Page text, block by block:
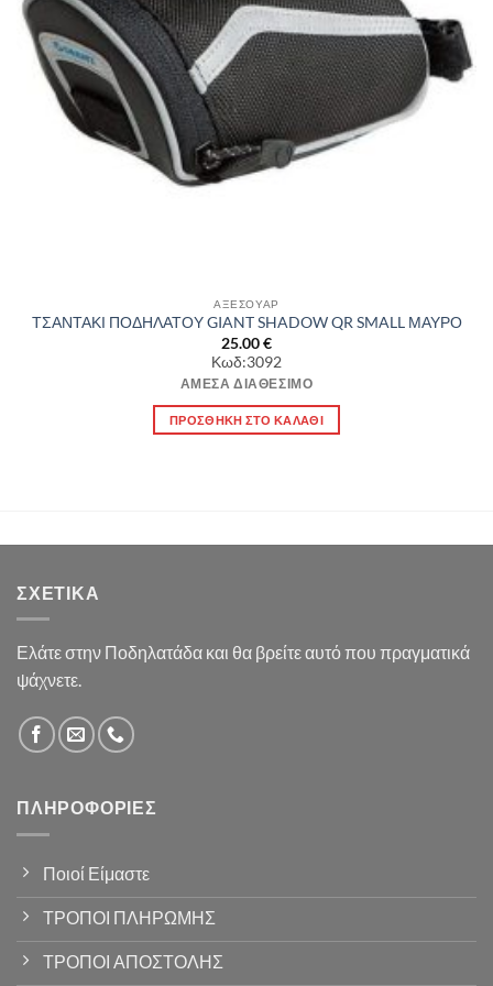
ΑΞΕΣΟΥΑΡ
ΤΣΑΝΤΑΚΙ ΠΟΔΗΛΑΤΟΥ GIANT SHADOW QR SMALL ΜΑΥΡΟ
25.00€
Κωδ:3092
ΆΜΕΣΑ ΔΙΑΘΈΣΙΜΟ
ΠΡΟΣΘΉΚΗ ΣΤΟ ΚΑΛΆΘΙ
ΣΧΕΤΙΚΆ
Ελάτε στην Ποδηλατάδα και θα βρείτε αυτό που πραγματικά
ψάχνετε.
ΠΛΗΡΟΦΟΡΊΕΣ
Ποιοί Είμαστε
ΤΡΟΠΟΙ ΠΛΗΡΩΜΗΣ
ΤΡΟΠΟΙ ΑΠΟΣΤΟΛΗΣ